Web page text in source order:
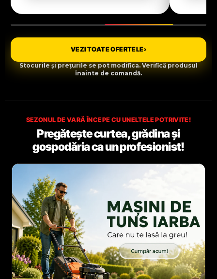
VEZI TOATE OFERTELE›
Stocurile și prețurile se pot modifica. Verifică produsul
înainte de comandă.
SEZONUL DE VARĂ ÎNCEPE CU UNELTELE POTRIVITE!
Pregătește curtea, grădina și
gospodăria ca un profesionist!